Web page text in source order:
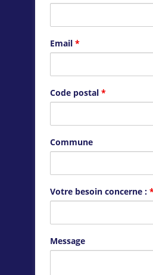
Email *
Code postal *
Commune
Votre besoin concerne :
Message